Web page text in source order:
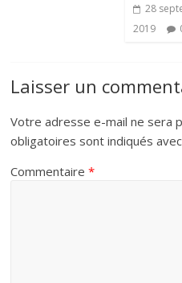
28
2019
Laisser un
Votre adresse e-mail ne sera
obligatoires sont indiqués
Commentaire*